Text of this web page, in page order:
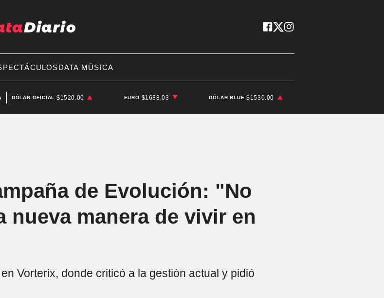
DATA MÚSICA
DÓLAR OFICIAL:$1520.00 EURO:$1688.03 DÓLAR BLUE:$1530.00
de Evolución: "No
manera de vivir en
Vorterix, donde criticó a la gestión actual y pidió